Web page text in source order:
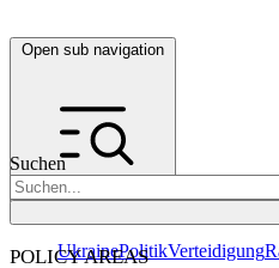
Open sub navigation
Suchen
POLICY AREAS
UkrainePolitikVerteidigung